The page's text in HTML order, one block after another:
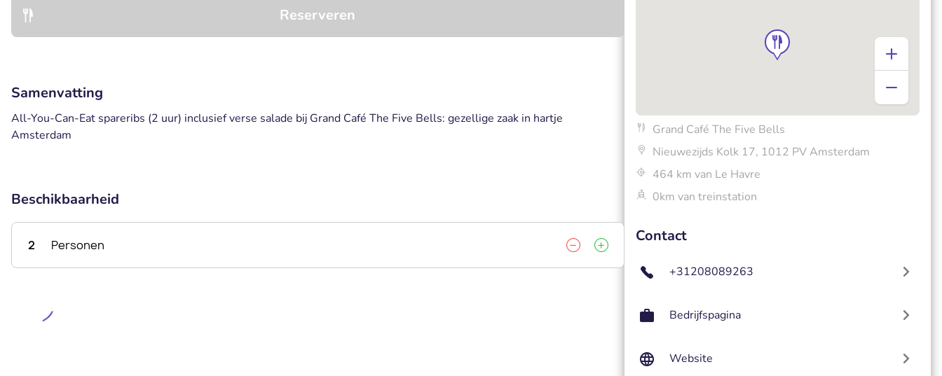
Reserveren
Samenvatting
All-You-Can-Eat spareribs (2 uur) inclusief verse salade bij Grand Café The Five Bells: gezellige zaak in hartje
Amsterdam
Beschikbaarheid
2 Personen
Grand Café The Five Bells
Nieuwezijds Kolk 17, 1012 PV Amsterdam
464 km van Le Havre
0km van treinstation
Contact
+31208089263
Bedrijfspagina
Website